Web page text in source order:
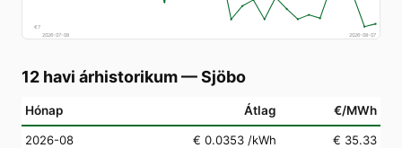
€7
2026-07-08
2026-08-07
12 havi árhistorikum—Sjöbo
Hónap Átlag €/MWh
2026-08 € 0.0353 /kWh
€ 35.33